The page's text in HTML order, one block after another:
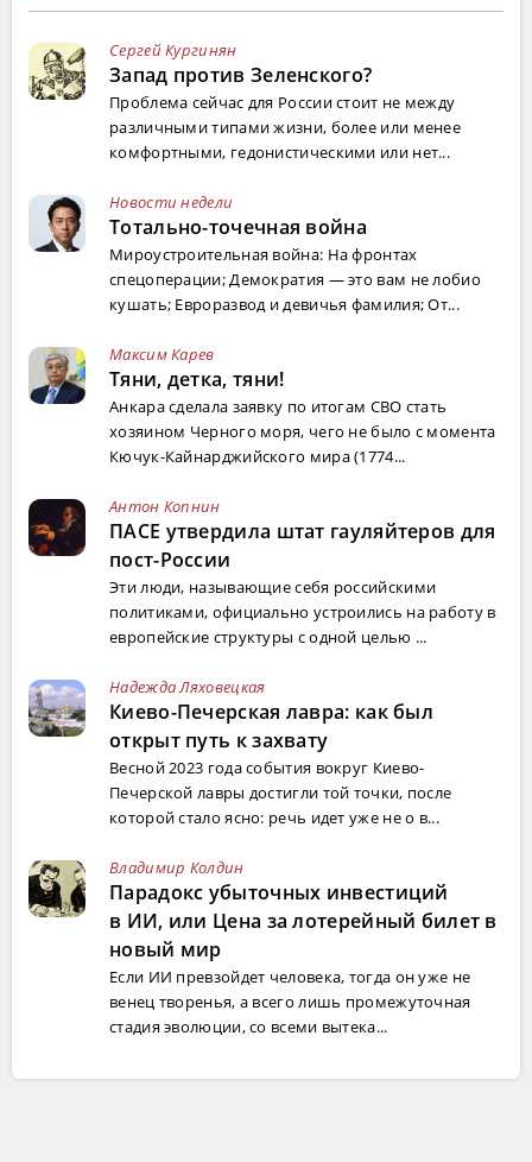
Сергей Кургинян
Запад против Зеленского?
Проблема сейчас для России стоит не между
различными типами жизни, более или менее
комфортными, гедонистическими или нет...
Новости недели
Тотально-точечная война
Мироустроительная война: На фронтах
спецоперации; Демократия — это вам не лобио
кушать; Евроразвод и девичья фамилия; От...
Максим Карев
Тяни, детка, тяни!
Анкара сделала заявку по итогам СВО стать
хозяином Черного моря, чего не было с момента
Кючук-Кайнарджийского мира (1774...
Антон Копнин
ПАСЕ утвердила штат гауляйтеров для
пост-России
Эти люди, называющие себя российскими
политиками, официально устроились на работу в
европейские структуры с одной целью ...
Надежда Ляховецкая
Киево-Печерская лавра: как был
открыт путь к захвату
Весной 2023 года события вокруг Киево-
Печерской лавры достигли той точки, после
которой стало ясно: речь идет уже не о в...
Владимир Колдин
Парадокс убыточных инвестиций
в ИИ, или Цена за лотерейный билет в
новый мир
Если ИИ превзойдет человека, тогда он уже не
венец творенья, а всего лишь промежуточная
стадия эволюции, со всеми вытека...